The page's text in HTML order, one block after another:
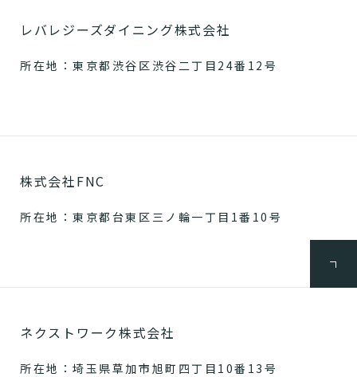
レバレジーズダイニング株式会社
所在地：東京都渋谷区渋谷二丁目24番12号
株式会社FNC
所在地：東京都台東区三ノ輪一丁目1番10号
ネクストワーク株式会社
所在地：埼玉県草加市旭町四丁目10番13号